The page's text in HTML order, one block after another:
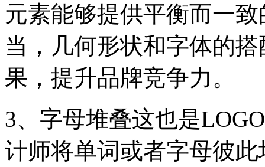
元素能够提供平衡而一
当，几何形状和字体的
果，提升品牌竞争力。
3、字母堆叠这也是
计师将单词或者字母彼